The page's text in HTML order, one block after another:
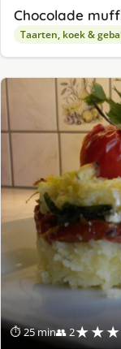
Chocolade
Taarten, koek &
⏱ 25 min👥 2